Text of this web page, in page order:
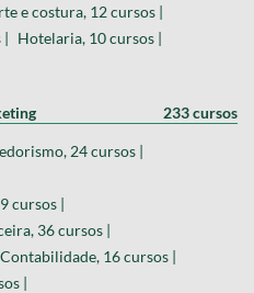
e costura, 12 cursos |
| Hotelaria, 10 cursos |
233 cursos
24 cursos |
cursos |
36 cursos |
Contabilidade, 16 cursos |
|